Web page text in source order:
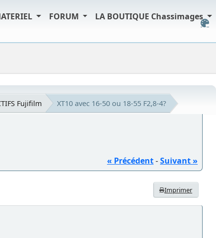
FORUM LA BOUTIQUE Chassimages
Fujifilm XT10 avec 16-50 ou 18-55 F2,8-4?
« Précédent-Suivant »
Imprimer